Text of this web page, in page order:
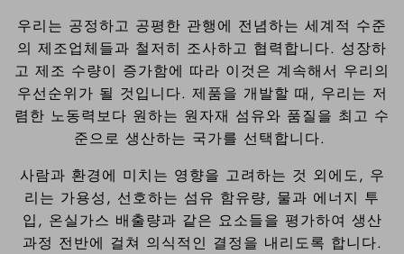
우리는 공정하고 공평한 관행에 전념하는 세계적 수준
의 제조업체들과 철저히 조사하고 협력합니다. 성장하
고 제조 수량이 증가함에 따라 이것은 계속해서 우리의
우선순위가 될 것입니다. 제품을 개발할 때, 우리는 저
렴한 노동력보다 원하는 원자재 섬유와 품질을 최고 수
준으로 생산하는 국가를 선택합니다.
사람과 환경에 미치는 영향을 고려하는 것 외에도, 우
리는 가용성, 선호하는 섬유 함유량, 물과 에너지 투
입, 온실가스 배출량과 같은 요소들을 평가하여 생산
과정 전반에 걸쳐 의식적인 결정을 내리도록 합니다.